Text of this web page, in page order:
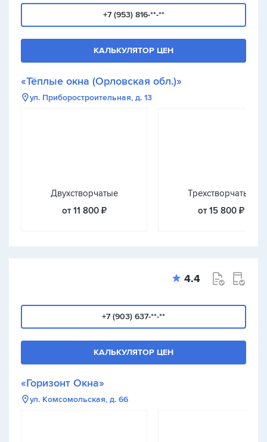
+7 (953) 816-**-**
КАЛЬКУЛЯТОР ЦЕН
«Тёплые окна (Орловская обл.)»
ул. Приборостроительная, д. 13
Двухстворчатые
от 11 800 ₽
Трехстворчатые
от 15 800 ₽
4.4
+7 (903) 637-**-**
КАЛЬКУЛЯТОР ЦЕН
«Горизонт Окна»
ул. Комсомольская, д. 66